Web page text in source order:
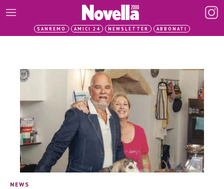
SANREMO AMICI 24 NEWSLETTER ABBONATI
NEWS